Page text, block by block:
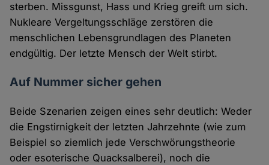
sterben. Missgunst, Hass und Krieg greift um sich.
Nukleare Vergeltungsschläge zerstören die
menschlichen Lebensgrundlagen des Planeten
endgültig. Der letzte Mensch der Welt stirbt.
Auf Nummer sicher gehen
Beide Szenarien zeigen eines sehr deutlich: Weder
die Engstirnigkeit der letzten Jahrzehnte (wie zum
Beispiel so ziemlich jede Verschwörungstheorie
oder esoterische Quacksalberei), noch die